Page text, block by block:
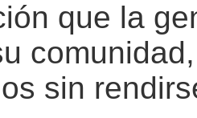
que la
sin